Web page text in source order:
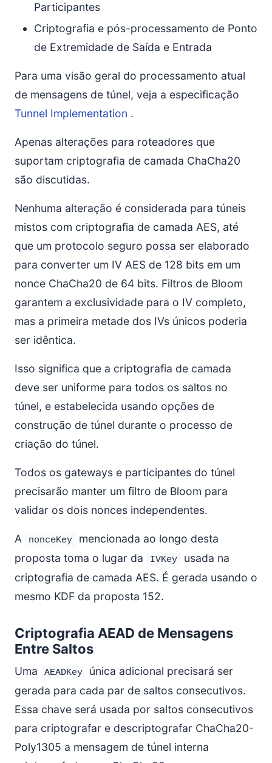
Participantes
Criptografia e pós-processamento de Ponto
de Extremidade de Saída e Entrada
Para uma visão geral do processamento atual
de mensagens de túnel, veja a especificação
Tunnel Implementation .
Apenas alterações para roteadores que
suportam criptografia de camada ChaCha20
são discutidas.
Nenhuma alteração é considerada para túneis
mistos com criptografia de camada AES, até
que um protocolo seguro possa ser elaborado
para converter um IV AES de 128 bits em um
nonce ChaCha20 de 64 bits. Filtros de Bloom
garantem a exclusividade para o IV completo,
mas a primeira metade dos IVs únicos poderia
ser idêntica.
Isso significa que a criptografia de camada
deve ser uniforme para todos os saltos no
túnel, e estabelecida usando opções de
construção de túnel durante o processo de
criação do túnel.
Todos os gateways e participantes do túnel
precisarão manter um filtro de Bloom para
validar os dois nonces independentes.
A nonceKey
mencionada ao longo desta
proposta toma o lugar da
IVKey
usada na
criptografia de camada AES. É gerada usando o
mesmo KDF da proposta 152.
Criptografia AEAD de Mensagens
Entre Saltos
Uma AEADKey
única adicional precisará ser
gerada para cada par de saltos consecutivos.
Essa chave será usada por saltos consecutivos
para criptografar e descriptografar ChaCha20-
Poly1305 a mensagem de túnel interna